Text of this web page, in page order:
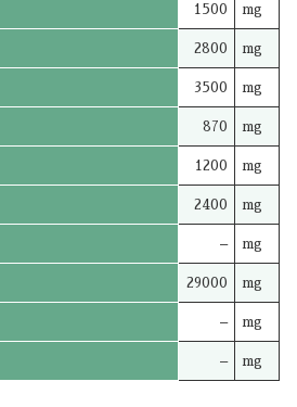
1500 mg
2800 mg
3500 mg
870 mg
1200 mg
2400 mg
– mg
29000 mg
– mg
– mg